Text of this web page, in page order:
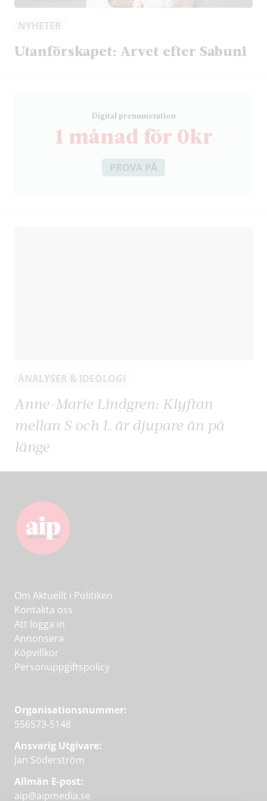
NYHETER
Utanförskapet: Arvet efter Sabuni
Digital prenumeration
1 månad för 0kr
PROVA PÅ
ANALYSER & IDEOLOGI
Anne-Marie Lindgren: Klyftan
mellan S och L är djupare än på
länge
Om Aktuellt i Politiken
Kontakta oss
Att logga in
Annonsera
Köpvillkor
Personuppgiftspolicy
Organisationsnummer:
556573-5148
Ansvarig Utgivare:
Jan Söderström
Allmän E-post:
aip@aipmedia.se